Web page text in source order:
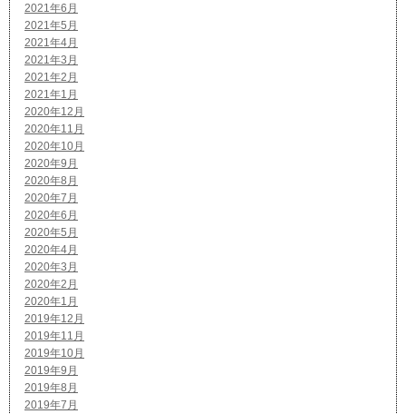
2021年6月
2021年5月
2021年4月
2021年3月
2021年2月
2021年1月
2020年12月
2020年11月
2020年10月
2020年9月
2020年8月
2020年7月
2020年6月
2020年5月
2020年4月
2020年3月
2020年2月
2020年1月
2019年12月
2019年11月
2019年10月
2019年9月
2019年8月
2019年7月